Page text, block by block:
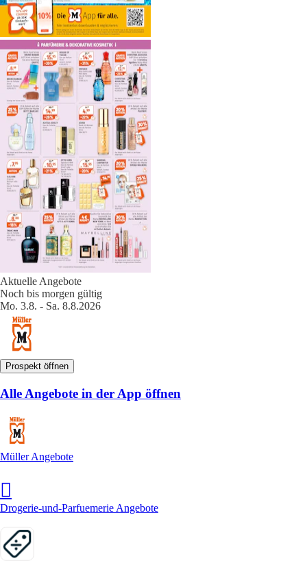
Aktuelle Angebote
Noch bis morgen gültig
Mo. 3.8. - Sa. 8.8.2026
Prospekt öffnen
Alle Angebote in der App öffnen
Müller Angebote
Drogerie-und-Parfuemerie Angebote